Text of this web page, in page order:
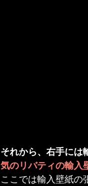
それから、右手には
気のリバティの輸入
ここでは輸入壁紙の